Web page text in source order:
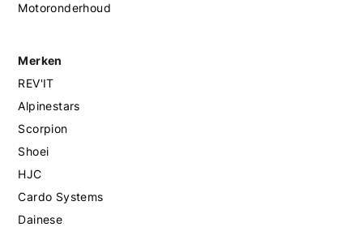
Motoronderhoud
Merken
REV'IT
Alpinestars
Scorpion
Shoei
HJC
Cardo Systems
Dainese